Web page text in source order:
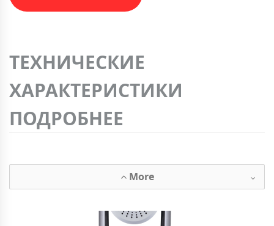
ТЕХНИЧЕСКИЕ
ХАРАКТЕРИСТИКИ
ПОДРОБНЕЕ
More